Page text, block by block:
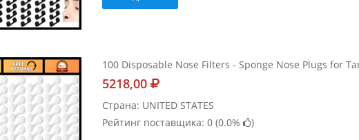
100 Disposable Nose Filters - Sponge Nose Plugs for
5218,00
Страна: UNITED STATES
Рейтинг поставщика: 0 (0.0% )